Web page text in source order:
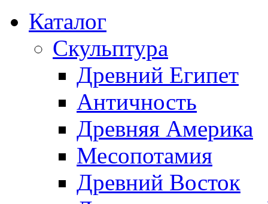
Каталог
Скульптура
Древний Египет
Античность
Древняя Америка
Месопотамия
Древний Восток